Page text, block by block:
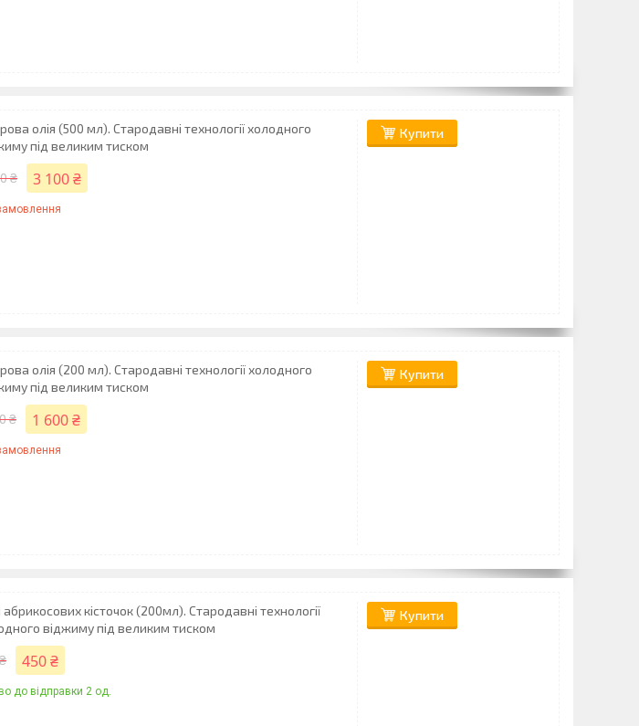
олія (500 мл). Стародавні технології холодного
під великим тиском
₴ 3 100 ₴
Купити
олія (200 мл). Стародавні технології холодного
під великим тиском
₴ 1 600 ₴
Купити
абрикосових кісточок (200мл). Стародавні технології
віджиму під великим тиском
450 ₴
до відправки 2 од.
Купити